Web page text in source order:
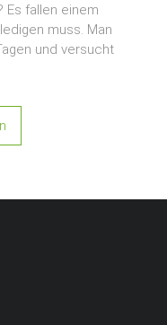
Es fallen einem
muss. Man
und versucht